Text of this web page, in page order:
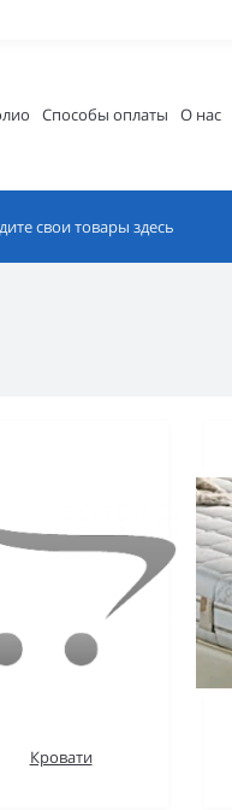
Способы оплаты О нас
Кровати